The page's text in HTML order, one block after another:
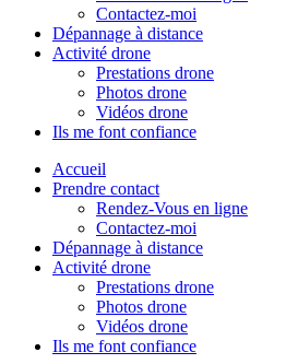
Contactez-moi
Dépannage à distance
Activité drone
Prestations drone
Photos drone
Vidéos drone
Ils me font confiance
Accueil
Prendre contact
Rendez-Vous en ligne
Contactez-moi
Dépannage à distance
Activité drone
Prestations drone
Photos drone
Vidéos drone
Ils me font confiance